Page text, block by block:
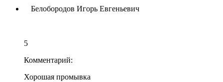
Белобородов Игорь Евгеньевич
5
Комментарий:
Хорошая промывка